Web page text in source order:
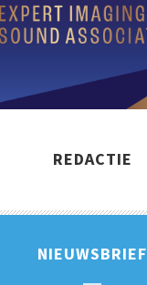
REDACTIE
NIEUWSBRIEF